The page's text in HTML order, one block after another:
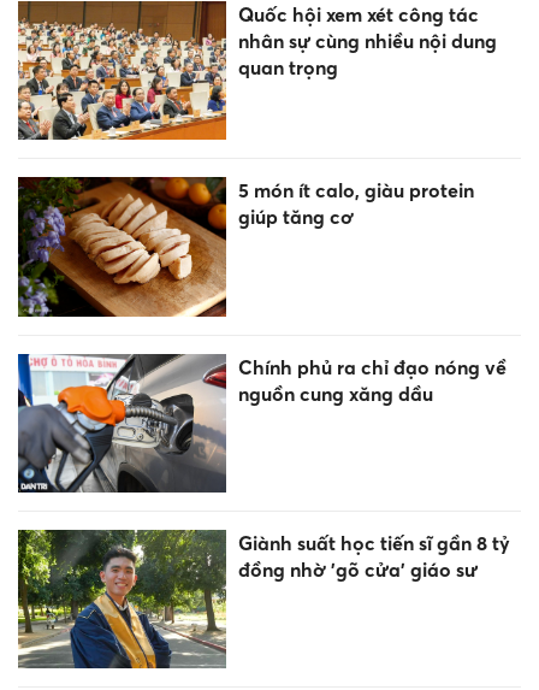
Quốc hội xem xét công tác
nhân sự cùng nhiều nội dung
quan trọng
5 món ít calo, giàu protein
giúp tăng cơ
Chính phủ ra chỉ đạo nóng về
nguồn cung xăng dầu
Giành suất học tiến sĩ gần 8 tỷ
đồng nhờ 'gõ cửa' giáo sư